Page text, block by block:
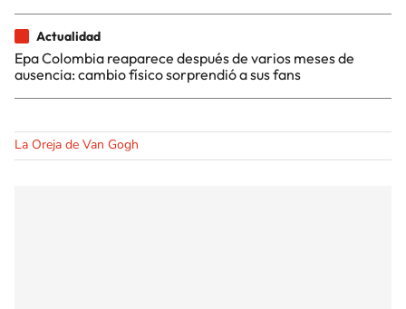
Actualidad
Epa Colombia reaparece después de varios meses de
ausencia: cambio físico sorprendió a sus fans
La Oreja de Van Gogh